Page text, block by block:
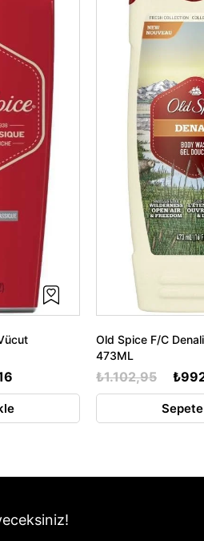
Old Spice F/C
473ML
₺1.102,95